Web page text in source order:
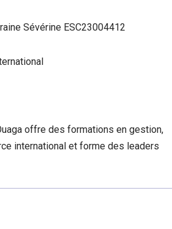
Sévérine ESC23004412
offre des formations en gestion,
international et forme des leaders